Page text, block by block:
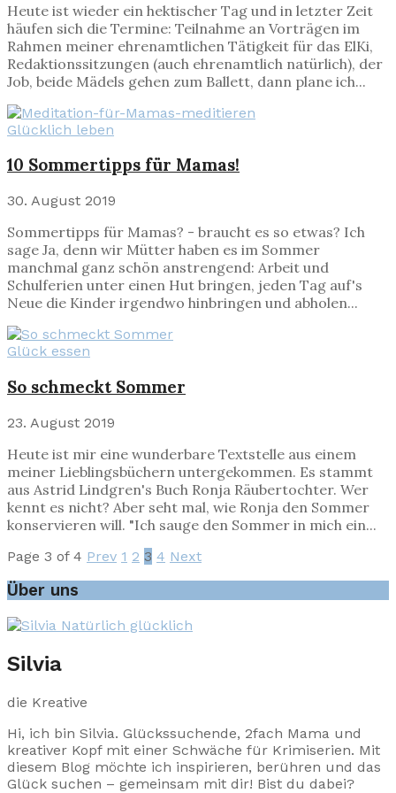
Heute ist wieder ein hektischer Tag und in letzter Zeit
häufen sich die Termine: Teilnahme an Vorträgen im
Rahmen meiner ehrenamtlichen Tätigkeit für das ElKi,
Redaktionssitzungen (auch ehrenamtlich natürlich), der
Job, beide Mädels gehen zum Ballett, dann plane ich...
Glücklich leben
10 Sommertipps für Mamas!
30. August 2019
Sommertipps für Mamas? - braucht es so etwas? Ich
sage Ja, denn wir Mütter haben es im Sommer
manchmal ganz schön anstrengend: Arbeit und
Schulferien unter einen Hut bringen, jeden Tag auf's
Neue die Kinder irgendwo hinbringen und abholen...
Glück essen
So schmeckt Sommer
23. August 2019
Heute ist mir eine wunderbare Textstelle aus einem
meiner Lieblingsbüchern untergekommen. Es stammt
aus Astrid Lindgren's Buch Ronja Räubertochter. Wer
kennt es nicht? Aber seht mal, wie Ronja den Sommer
konservieren will. "Ich sauge den Sommer in mich ein...
Page 3 of 4 Prev 1 2 3 4 Next
Über uns
Silvia
die Kreative
Hi, ich bin Silvia. Glückssuchende, 2fach Mama und
kreativer Kopf mit einer Schwäche für Krimiserien. Mit
diesem Blog möchte ich inspirieren, berühren und das
Glück suchen – gemeinsam mit dir! Bist du dabei?